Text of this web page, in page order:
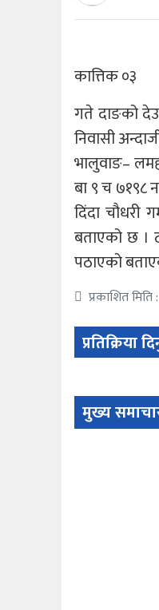
कात्तिक ०३
गते दाङको
निवासी
भालुवाङ–
बा ९ च ७१९८
दिंदा चौधरी
बताएको छ ।
पठाएको
प्रकाशित
प्रतिक्रिया
मुख्य